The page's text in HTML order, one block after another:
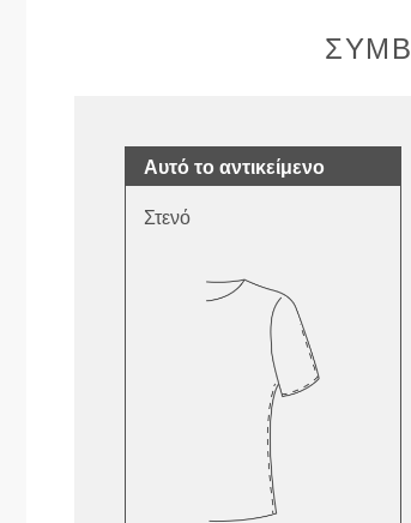
Αυτό το αντικείμενο
Στενό